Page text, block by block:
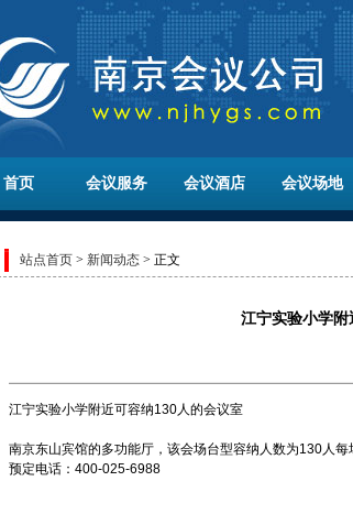
首页 会议服务 会议酒店 会议场地
站点首页 > 新闻动态 > 正文
江宁实验小学
江宁实验小学附近可容纳130人的会议室
南京东山宾馆的多功能厅，该会场台型容纳人数为130人每
预定电话：400-025-6988